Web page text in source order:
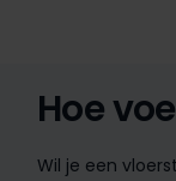
Hoe
Wil je een